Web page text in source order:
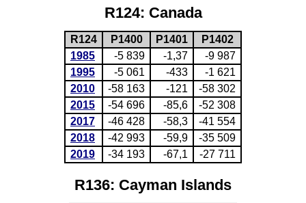
R124: Canada
R124 P1400 P1401
P1402
1985
-5 839 -1,37
-9 987
1995
-5 061 -433
-1 621
2010
-58 163 -121
-58 302
2015
-54 696 -85,6
-52 308
2017
-46 428 -58,3
-41 554
2018
-42 993 -59,9
-35 509
2019
-34 193 -67,1 -27 711
R136: Cayman Islands